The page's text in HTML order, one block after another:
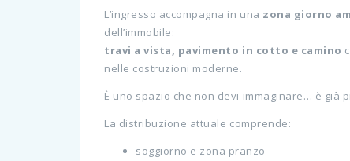
L’ingresso accompagna in una zona giorno
dell’immobile:
travi a vista, pavimento in cotto e camino
nelle costruzioni moderne.
È uno spazio che non devi immaginare… è già
La distribuzione attuale comprende:
soggiorno e zona pranzo